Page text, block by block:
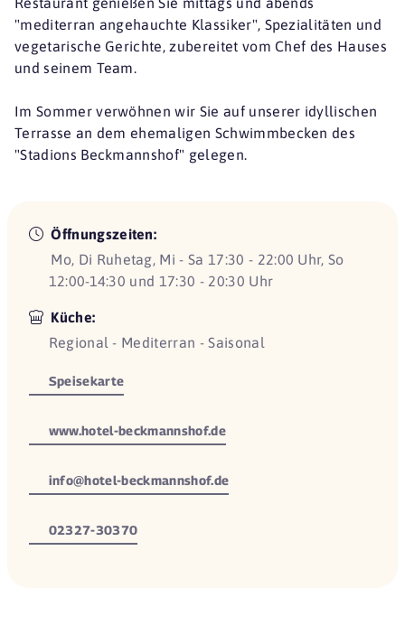
"mediterran angehauchte Klassiker", Spezialitäten und
vegetarische Gerichte, zubereitet vom Chef des Hauses
und seinem Team.
Im Sommer verwöhnen wir Sie auf unserer idyllischen
Terrasse an dem ehemaligen Schwimmbecken des
"Stadions Beckmannshof" gelegen.
Öffnungszeiten:
Mo, Di Ruhetag, Mi - Sa 17:30 - 22:00 Uhr, So
12:00-14:30 und 17:30 - 20:30 Uhr
Küche:
Regional - Mediterran - Saisonal
Speisekarte
www.hotel-beckmannshof.de
info@hotel-beckmannshof.de
02327-30370